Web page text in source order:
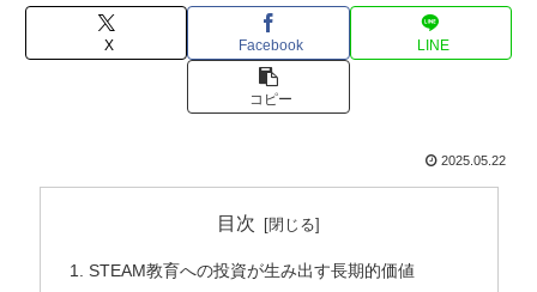
X Facebook LINE
コピー
2025.05.22
目次
STEAM教育への投資が生み出す長期的価値